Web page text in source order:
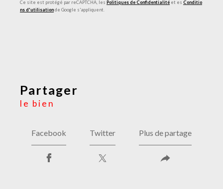
Ce site est protégé par reCAPTCHA, les Politiques de Confidentialité et es Conditio
ns d'utilisationde Google s'appliquent.
partager
le bien
Facebook Twitter Plus de partage